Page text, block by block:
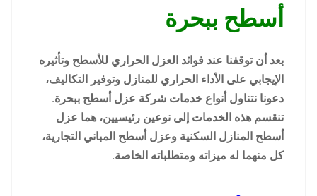
أسطح ببحرة
بعد أن توقفنا عند فوائد العزل الحراري للأسطح وتأثيره
الإيجابي على الأداء الحراري للمنازل وتوفير التكاليف،
دعونا نتناول أنواع خدمات شركة عزل أسطح ببحرة.
تنقسم هذه الخدمات إلى نوعين رئيسيين، هما عزل
أسطح المنازل السكنية وعزل أسطح المباني التجارية،
كل منهما له ميزاته ومتطلباته الخاصة.